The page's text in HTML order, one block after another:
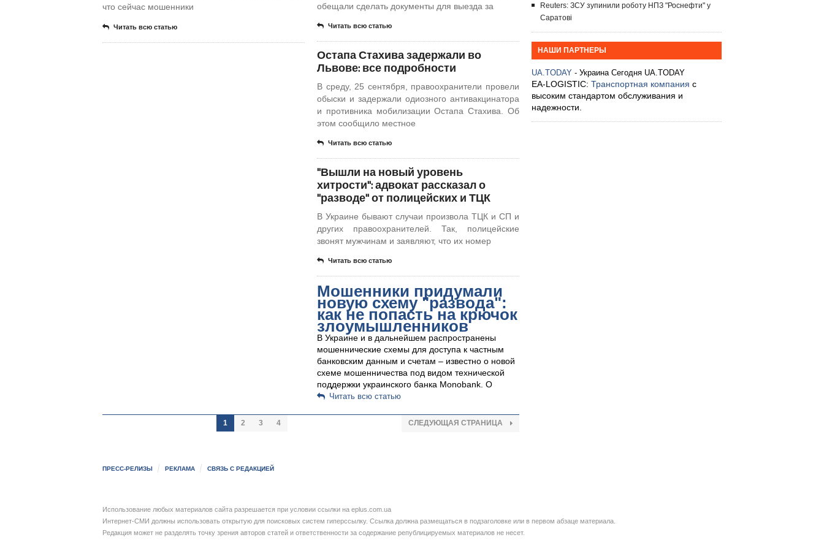
что сейчас мошенники
Читать всю статью
обещали сделать документы для выезда за
Читать всю статью
Остапа Стахива задержали во
Львове: все подробности
В среду, 25 сентября, правоохранители провели
обыски и задержали одиозного антивакцинатора
и противника мобилизации Остапа Стахива. Об
этом сообщило местное
Читать всю статью
"Вышли на новый уровень
хитрости": адвокат рассказал о
"разводе" от полицейских и ТЦК
В Украине бывают случаи произвола ТЦК и СП и
других правоохранителей. Так, полицейские
звонят мужчинам и заявляют, что их номер
Читать всю статью
Мошенники придумали
новую схему "развода":
как не попасть на крючок
злоумышленников
В Украине и в дальнейшем распространены
мошеннические схемы для доступа к частным
банковским данным и счетам – известно о новой
схеме мошенничества под видом технической
поддержки украинского банка Monobank. О
Читать всю статью
1 2 3 4 СЛЕДУЮЩАЯ СТРАНИЦА
Reuters: ЗСУ зупинили роботу НПЗ "Роснефти" у
Саратові
НАШИ ПАРТНЕРЫ
UA.TODAY - Украина Сегодня UA.TODAY
EA-LOGISTIC: Транспортная компания с
высоким стандартом обслуживания и
надежности.
ПРЕСС-РЕЛИЗЫ РЕКЛАМА СВЯЗЬ С РЕДАКЦИЕЙ
Использование любых материалов сайта разрешается при условии ссылки на eplus.com.ua
Интернет-СМИ должны использовать открытую для поисковых систем гиперссылку. Ссылка должна размещаться в подзаголовке или в первом абзаце материала.
Редакция может не разделять точку зрения авторов статей и ответственности за содержание републицируемых материалов не несет.